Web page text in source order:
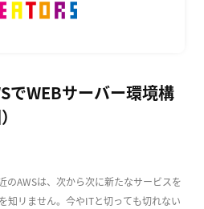
でWEBサーバー環境構
のAWSは、次から次に新たなサービスを
知リません。今やITと切っても切れない